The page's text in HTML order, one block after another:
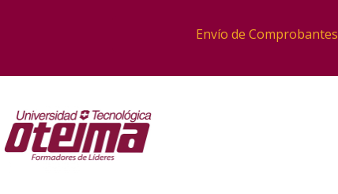
Envío de Comprobantes